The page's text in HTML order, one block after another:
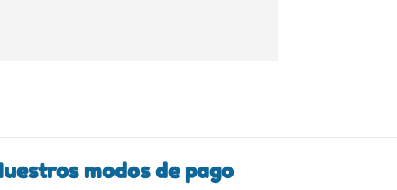
modos de pago